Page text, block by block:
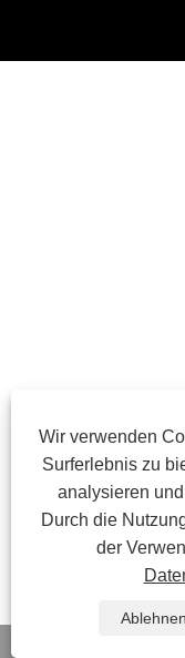
Wir verwenden
Surferlebnis zu
analysieren
Durch die
der
Ablehnen